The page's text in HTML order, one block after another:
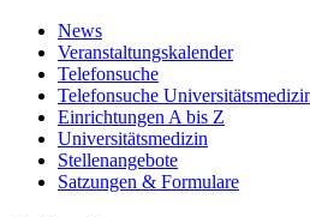
News
Veranstaltungskalender
Telefonsuche
Telefonsuche
Einrichtungen A bis Z
Universitätsmedizin
Stellenangebote
Satzungen & Formulare